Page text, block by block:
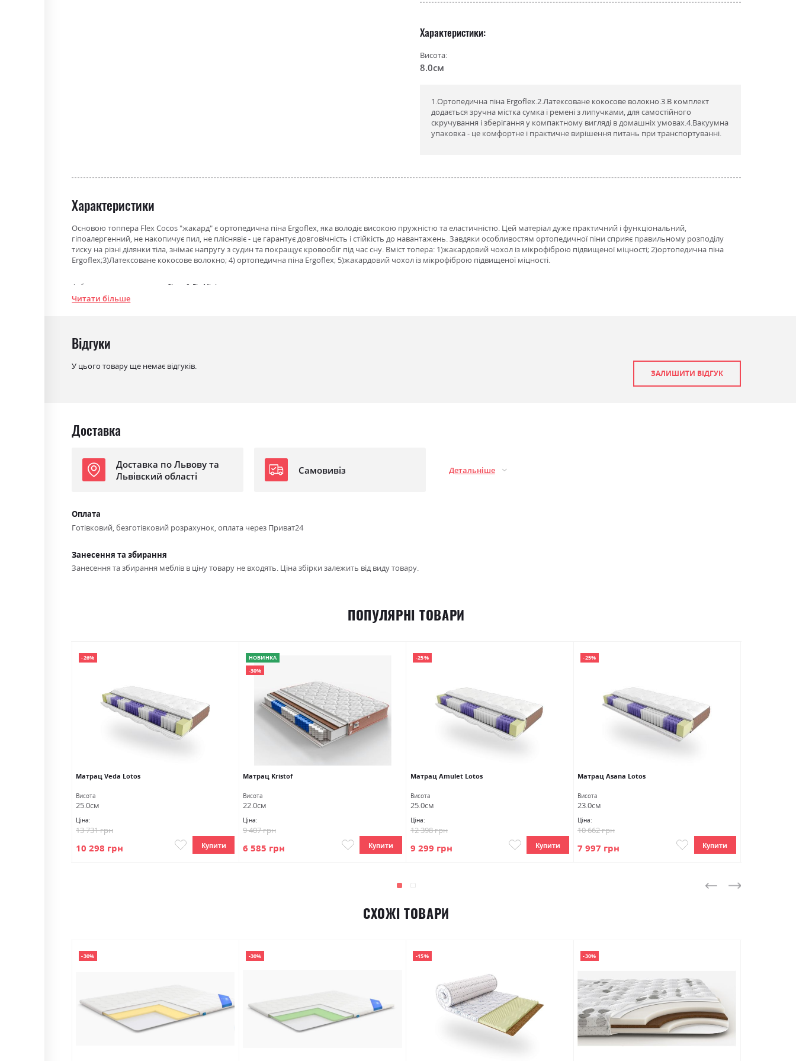
Характеристики
Висота:
8.0см
1.Ортопедична піна Ergoflex.2.Латексоване кокосове волокно.3.В комплект
додається зручна містка сумка і ремені з липучками, для самостійного
скручування і зберігання у компактному вигляді в домашніх умовах.4.Вакуумна
упаковка - це комфортне і практичне вирішення питань при транспортуванні.
Характеристики
Основою топпера Flex Cocos "жакард" є ортопедична піна Ergoflex, яка володіє високою пружністю та еластичністю. Цей матеріал дуже практичний і функціональний,
гіпоалергенний, не накопичує пил, не пліснявіє - це гарантує довговічність і стійкість до навантажень. Завдяки особливостям ортопедичної піни сприяє правильному розподілу
тиску на різні ділянки тіла, знімає напругу з судин та покращує кровообіг під час сну. Вміст топера: 1)жакардовий чохол із мікрофіброю підвищеної міцності; 2)ортопедична піна
Ergoflex;3)Латексоване кокосове волокно; 4) ортопедична піна Ergoflex; 5)жакардовий чохол із мікрофіброю підвищеної міцності.
Фабрика: Sleep & Fly Mini
Особливість
Матеріал чохла жакард із мікрофіброю підвищеної міцності
Читати більше
Відгуки
У цього товару ще немає відгуків.
ЗАЛИШИТИ ВІДГУК
Доставка
Доставка по Львову та
Львівский області
Самовивіз Детальніше
Оплата
Готівковий, безготівковий розрахунок, оплата через Приват24
Занесення та збирання
Занесення та збирання меблів в ціну товару не входять. Ціна збірки залежить від виду товару.
ПОПУЛЯРНІ ТОВАРИ
-26%
Матрац Veda Lotos
Висота
25.0см
Ціна:
10 298 грн
13 731 грн
Купити
НОВИНКА
-30%
Матрац Kristof
Висота
22.0см
Ціна:
6 585 грн
9 407 грн
Купити
-25%
Матрац Amulet Lotos
Висота
25.0см
Ціна:
9 299 грн
12 398 грн
Купити
-25%
Матрац Asana Lotos
Висота
23.0см
Ціна:
7 997 грн
10 662 грн
Купити
СХОЖІ ТОВАРИ
-30% -30% -15% -30%